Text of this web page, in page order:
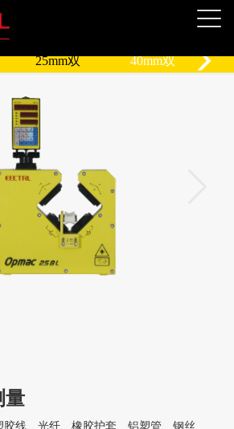
25mm双 40mm双
量
线、光纤、橡胶护套、铝塑管、钢丝、